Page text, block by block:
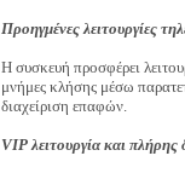
Προηγμένες λειτουργίες
Η συσκευή προσφέρει
μνήμες κλήσης μέσω
διαχείριση επαφών.
VIP λειτουργία και πλήρης